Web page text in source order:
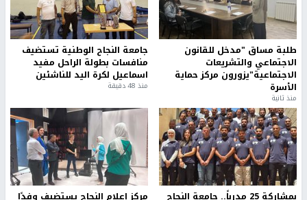
طلبة مساق "مدخل للقانون
الاجتماعي والتشريعات
الاجتماعية"يزورون مركز حماية
الأسرة
منذ ثانية
جامعة النجاح الوطنية تستضيف
منافسات بطولة الراحل مفيد
اسماعيل لكرة اليد للناشئين
منذ 48 دقيقة
بمشاركة 25 مدرباً.. جامعة النجاح مركز إعلام النجاح يستضيف وفدًا